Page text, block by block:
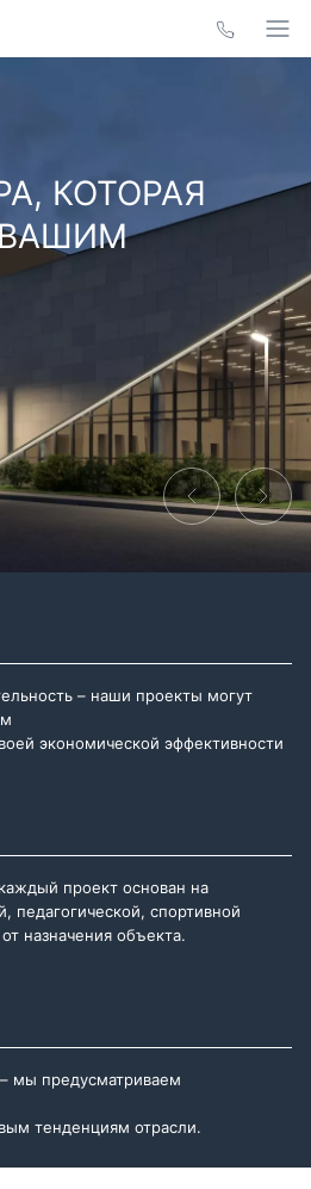
КОТОРАЯ
– наши проекты могут
экономической эффективности
проект основан на
педагогической, спортивной
назначения объекта.
мы предусматриваем
тенденциям отрасли.